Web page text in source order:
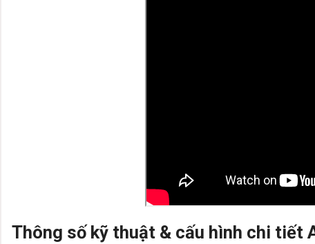
Thông số kỹ thuật & cấu hình chi tiết